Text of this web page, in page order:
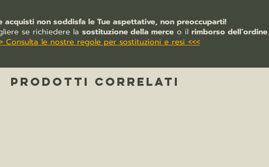
acquisti non soddisfa le Tue aspettative, non preoccuparti!
se richiedere la sostituzione della merce o il rimborso dell’ordine.
Consulta le nostre regole per sostituzioni e resi <<<
PRODOTTI CORRELATI